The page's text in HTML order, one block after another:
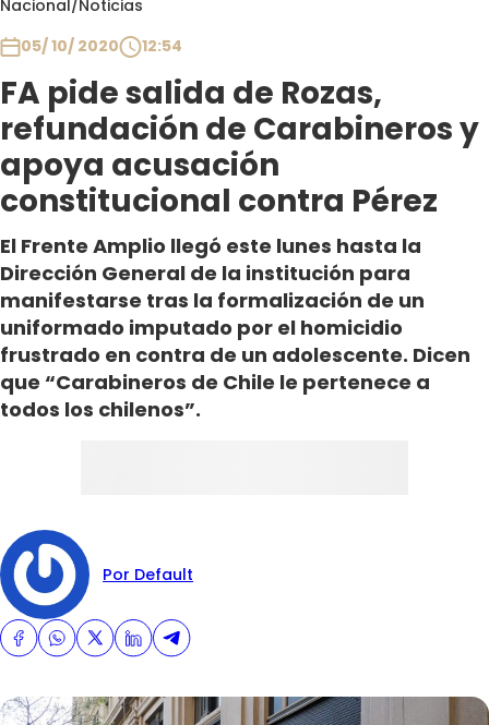
Nacional/Noticias
05/ 10/ 2020
12:54
FA pide salida de Rozas,
refundación de Carabineros y
apoya acusación
constitucional contra Pérez
El Frente Amplio llegó este lunes hasta la
Dirección General de la institución para
manifestarse tras la formalización de un
uniformado imputado por el homicidio
frustrado en contra de un adolescente. Dicen
que “Carabineros de Chile le pertenece a
todos los chilenos”.
Por Default
Club De La Comedia
Contigo en Directo
Plan Perfecto
El Tiempo
Sabingo
Todos Los Programas